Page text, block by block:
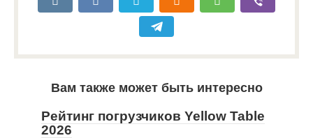
Вам также может быть интересно
Рейтинг погрузчиков Yellow Table
2026